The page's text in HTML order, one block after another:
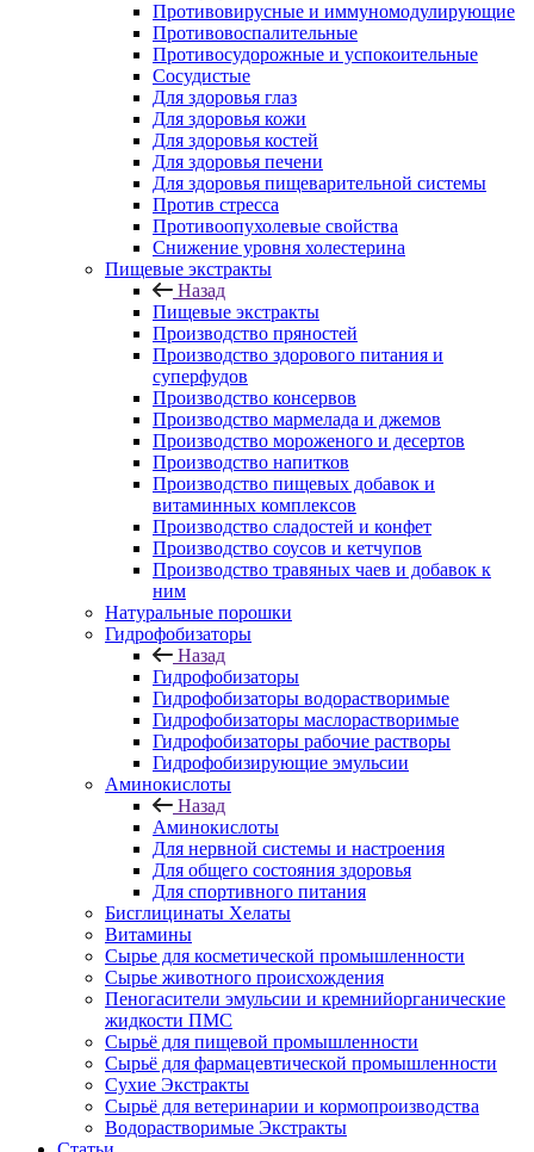
Противовирусные и иммуномодулирующие
Противовоспалительные
Противосудорожные и успокоительные
Сосудистые
Для здоровья глаз
Для здоровья кожи
Для здоровья костей
Для здоровья печени
Для здоровья пищеварительной системы
Против стресса
Противоопухолевые свойства
Снижение уровня холестерина
Пищевые экстракты
Назад
Пищевые экстракты
Производство пряностей
Производство здорового питания и
суперфудов
Производство консервов
Производство мармелада и джемов
Производство мороженого и десертов
Производство напитков
Производство пищевых добавок и
витаминных комплексов
Производство сладостей и конфет
Производство соусов и кетчупов
Производство травяных чаев и добавок к
ним
Натуральные порошки
Гидрофобизаторы
Назад
Гидрофобизаторы
Гидрофобизаторы водорастворимые
Гидрофобизаторы маслорастворимые
Гидрофобизаторы рабочие растворы
Гидрофобизирующие эмульсии
Аминокислоты
Назад
Аминокислоты
Для нервной системы и настроения
Для общего состояния здоровья
Для спортивного питания
Бисглицинаты Хелаты
Витамины
Сырье для косметической промышленности
Сырье животного происхождения
Пеногасители эмульсии и кремнийорганические
жидкости ПМС
Сырьё для пищевой промышленности
Сырьё для фармацевтической промышленности
Сухие Экстракты
Сырьё для ветеринарии и кормопроизводства
Водорастворимые Экстракты